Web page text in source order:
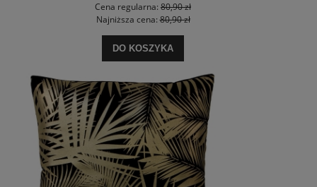
Cena regularna: 80,90 zł
Najniższa cena:80,90 zł
DO KOSZYKA